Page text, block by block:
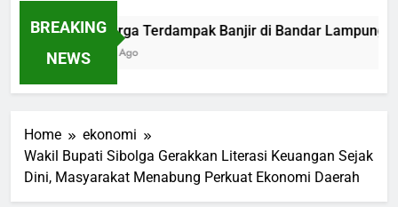
BREAKING
NEWS
109 Warga Terdampak Banjir di Bandar Lampung
4 Months Ago
Home
ekonomi
Wakil Bupati Sibolga Gerakkan Literasi Keuangan Sejak
Dini, Masyarakat Menabung Perkuat Ekonomi Daerah